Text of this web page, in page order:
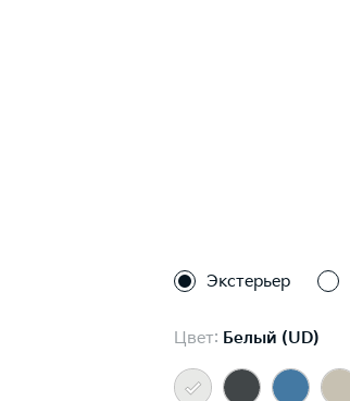
Экстерьер
Цвет: Белый (UD)